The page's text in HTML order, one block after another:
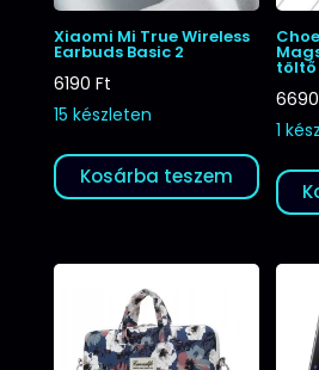
Xiaomi Mi True Wireless
Earbuds Basic 2
6190 Ft
15 készleten
Kosárba teszem
töltő
1